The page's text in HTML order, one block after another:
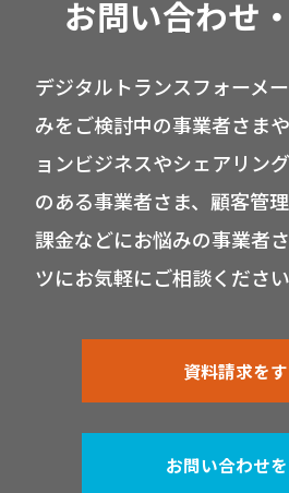
お問い合わせ
デジタルトランスフォーメ
みをご検討中の事業者さま
ョンビジネスやシェアリン
のある事業者さま、顧客管
課金などにお悩みの事業者
ツにお気軽にご相談ください
資料請求を
お問い合わせ